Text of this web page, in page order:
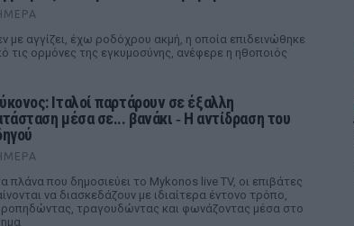
με αγγίζει, έχω ροδόχρου ακμή, η οποία επιδεινώθηκε
τις ορμόνες της εγκυμοσύνης, ανέφερε η ηθοποιός
Ιταλοί παρτάρουν σε έξαλλη
μέσα σε... βανάκι ‑ Η αντίδραση του
πλάνα που δημοσιεύει το Mykonos live TV, οι επιβάτες
να διασκεδάζουν με ιδιαίτερα έντονο τρόπο,
τραγουδώντας και φωνάζοντας μέσα στο